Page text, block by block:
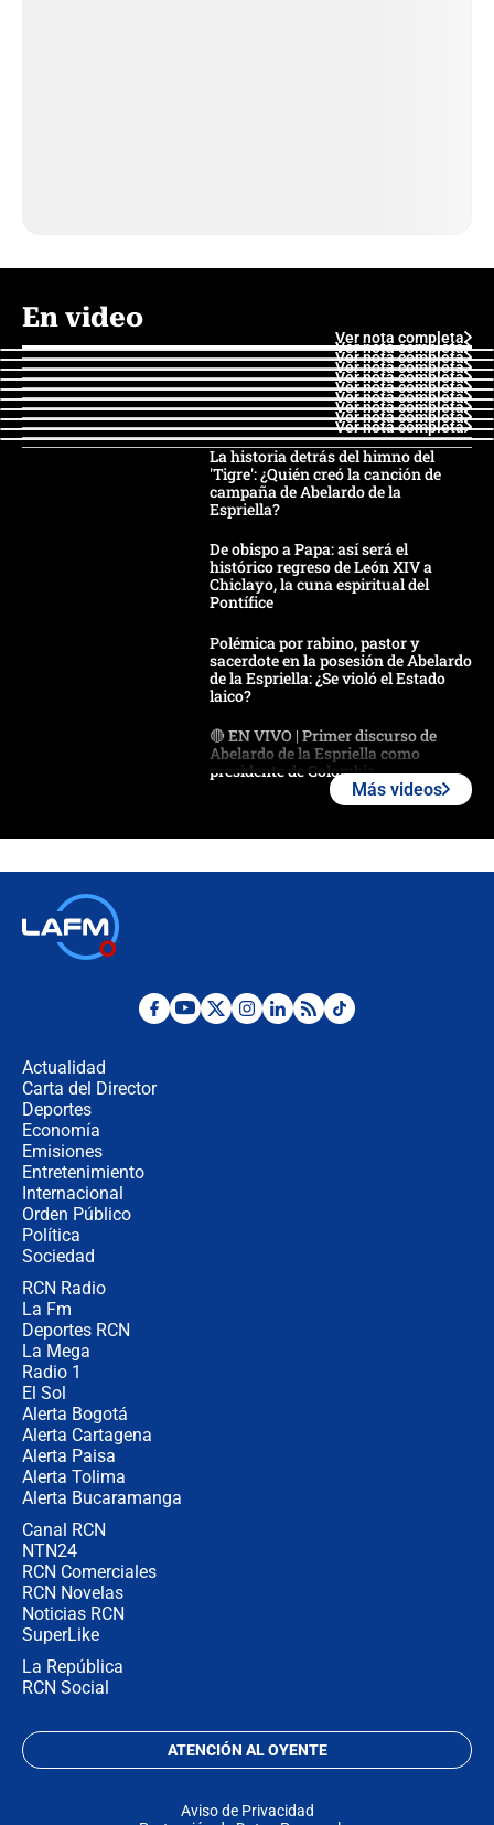
En video
Ver nota completa
Ver nota completa
Ver nota completa
Ver nota completa
Ver nota completa
Ver nota completa
Ver nota completa
Ver nota completa
Ver nota completa
Ver nota completa
La historia detrás del himno del
'Tigre': ¿Quién creó la canción de
campaña de Abelardo de la
Espriella?
De obispo a Papa: así será el
histórico regreso de León XIV a
Chiclayo, la cuna espiritual del
Pontífice
Polémica por rabino, pastor y
sacerdote en la posesión de Abelardo
de la Espriella: ¿Se violó el Estado
laico?
🔴 EN VIVO | Primer discurso de
Abelardo de la Espriella como
presidente de Colombia
Desde dermatitis hasta infecciones:
Más videos
Actualidad
Carta del Director
Deportes
Economía
Emisiones
Entretenimiento
Internacional
Orden Público
Política
Sociedad
RCN Radio
La Fm
Deportes RCN
La Mega
Radio 1
El Sol
Alerta Bogotá
Alerta Cartagena
Alerta Paisa
Alerta Tolima
Alerta Bucaramanga
Canal RCN
NTN24
RCN Comerciales
RCN Novelas
Noticias RCN
SuperLike
La República
RCN Social
ATENCIÓN AL OYENTE
Aviso de Privacidad